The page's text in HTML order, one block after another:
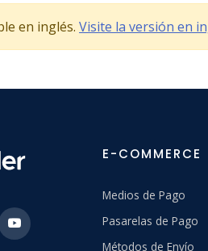
en inglés. Visite la versión en
E-COMMERCE
Medios de Pago
Pasarelas de Pago
Métodos de Envío